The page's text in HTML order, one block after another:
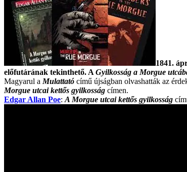
1841.
előfutárának tekinthető. A Gyilkosság a Morgue
Magyarul a Mulattató című újságban olvashatták az
Morgue utcai kettős gyilkosság címen.
Edgar Allan Poe: A Morgue utcai kettős gyilkosság